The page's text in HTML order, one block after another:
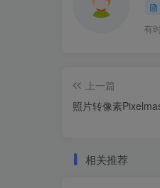
有
上一篇
照片转像素
相关推荐